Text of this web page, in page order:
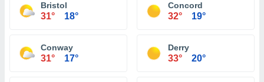
Bristol
31° 18°
Concord
32° 19°
Conway
31° 17°
Derry
33° 20°